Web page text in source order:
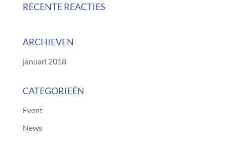
RECENTE REACTIES
ARCHIEVEN
januari 2018
CATEGORIEËN
Event
News